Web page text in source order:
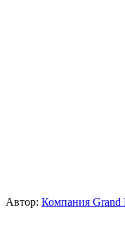
Автор: Компания Grand